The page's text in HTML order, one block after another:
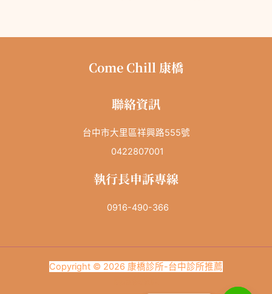
Come Chill 康橋
聯絡資訊
台中市大里區祥興路555號
0422807001
執行長申訴專線
0916-490-366
Copyright © 2026 康橋診所-台中診所推薦